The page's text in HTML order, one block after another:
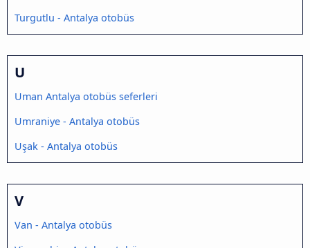
Turgutlu - Antalya otobüs
U
Uman Antalya otobüs seferleri
Umraniye - Antalya otobüs
Uşak - Antalya otobüs
V
Van - Antalya otobüs